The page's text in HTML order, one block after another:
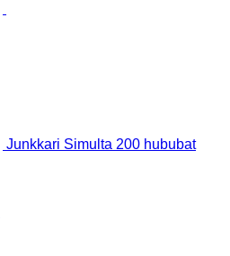
Junkkari Simulta 200 hububat